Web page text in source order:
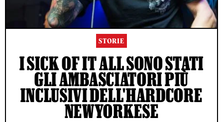
STORIE
I SICK OF IT ALL SONO STATI
GLI AMBASCIATORI PIÙ
INCLUSIVI DELL'HARDCORE
NEWYORKESE